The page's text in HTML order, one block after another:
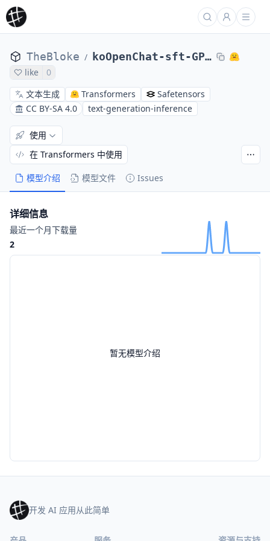
TheBloke / koOpenChat-sft-GPTQ
like
0
文本生成
Transformers
Safetensors
CC BY-SA 4.0
text-generation-inference
模型介绍 模型文件 Issues
使用
在 Transformers 中使用
暂无模型介绍
详细信息
最近一个月下载量
2
开发 AI 应用从此简单